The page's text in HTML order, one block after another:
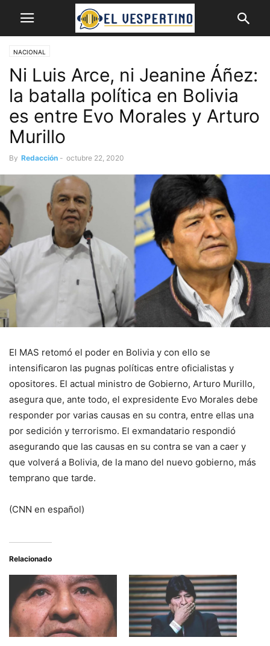
NACIONAL
Ni Luis Arce, ni Jeanine Áñez:
la batalla política en Bolivia
es entre Evo Morales y Arturo
Murillo
By Redacción - octubre 22, 2020
El MAS retomó el poder en Bolivia y con ello se
intensificaron las pugnas políticas entre oficialistas y
opositores. El actual ministro de Gobierno, Arturo Murillo,
asegura que, ante todo, el expresidente Evo Morales debe
responder por varias causas en su contra, entre ellas una
por sedición y terrorismo. El exmandatario respondió
asegurando que las causas en su contra se van a caer y
que volverá a Bolivia, de la mano del nuevo gobierno, más
temprano que tarde.
(CNN en español)
Relacionado